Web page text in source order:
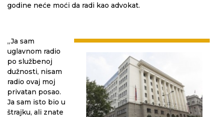
godine neće moći da radi kao advokat.
„Ja sam
uglavnom radio
po službenoj
dužnosti, nisam
radio ovaj moj
privatan posao.
Ja sam isto bio u
štrajku, ali znate